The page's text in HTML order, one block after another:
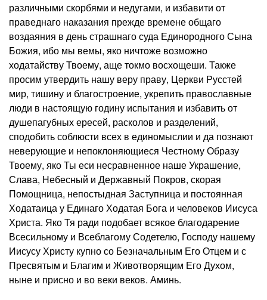
различными скорбями и недугами, и избавити от
праведнаго наказания прежде времене общаго
воздаяния в день страшнаго суда Единородного Сына
Божия, ибо мы вемы, яко ничтоже возможно
ходатайству Твоему, аще токмо восхощеши. Также
просим утвердить нашу веру праву, Церкви Русстей
мир, тишину и благостроение, укрепить православные
люди в настоящую годину испытания и избавить от
душепагубных ересей, расколов и разделений,
сподобить соблюсти всех в единомыслии и да познают
неверующие и непоклоняющиеся Честному Образу
Твоему, яко Ты еси несравненное наше Украшение,
Слава, Небесный и Державный Покров, скорая
Помощница, непостыдная Заступница и постоянная
Ходатаица у Единаго Ходатая Бога и человеков Иисуса
Христа. Яко Тя ради подобает всякое благодарение
Всесильному и Всеблагому Содетелю, Господу нашему
Иисусу Христу купно со Безначальным Его Отцем и с
Пресвятым и Благим и Животворящим Его Духом,
ныне и присно и во веки веков. Аминь.